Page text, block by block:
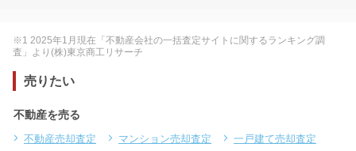
※1 2025年1月現在「不動産会社の一括査定サイトに関するランキング調
査」より(株)東京商工リサーチ
売りたい
不動産を売る
不動産売却査定 マンション売却査定
一戸建て売却査定